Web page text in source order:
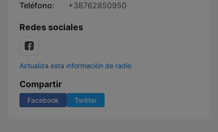
Teléfono:
+38762850950
Redes sociales
Actualiza esta información de radio
Compartir
Facebook Twitter